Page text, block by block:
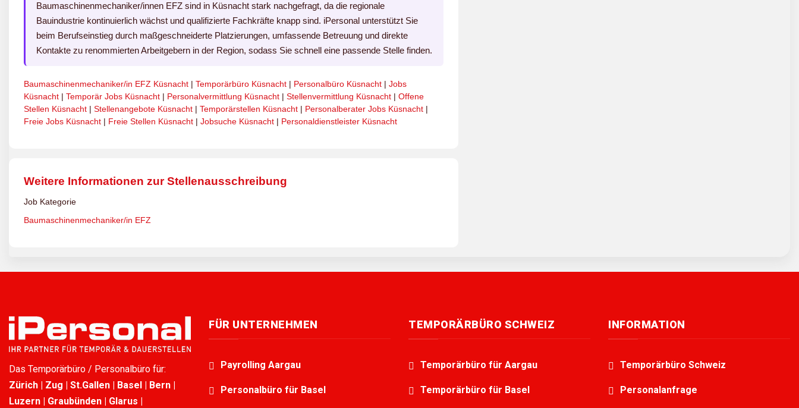
Baumaschinenmechaniker/innen EFZ sind in Küsnacht stark nachgefragt, da die regionale
Bauindustrie kontinuierlich wächst und qualifizierte Fachkräfte knapp sind. iPersonal unterstützt Sie
beim Berufseinstieg durch maßgeschneiderte Platzierungen, umfassende Betreuung und direkte
Kontakte zu renommierten Arbeitgebern in der Region, sodass Sie schnell eine passende Stelle finden.
Baumaschinenmechaniker/in EFZ Küsnacht | Temporärbüro Küsnacht | Personalbüro Küsnacht | Jobs
Küsnacht | Temporär Jobs Küsnacht | Personalvermittlung Küsnacht | Stellenvermittlung Küsnacht | Offene
Stellen Küsnacht | Stellenangebote Küsnacht | Temporärstellen Küsnacht | Personalberater Jobs Küsnacht |
Freie Jobs Küsnacht | Freie Stellen Küsnacht | Jobsuche Küsnacht | Personaldienstleister Küsnacht
Weitere Informationen zur Stellenausschreibung
Job Kategorie
Baumaschinenmechaniker/in EFZ
Das Temporärbüro / Personalbüro für:
Zürich | Zug | St.Gallen | Basel | Bern |
Luzern | Graubünden | Glarus |
FÜR UNTERNEHMEN
Payrolling Aargau
Personalbüro für Basel
TEMPORÄRBÜRO SCHWEIZ
Temporärbüro für Aargau
Temporärbüro für Basel
INFORMATION
Temporärbüro Schweiz
Personalanfrage